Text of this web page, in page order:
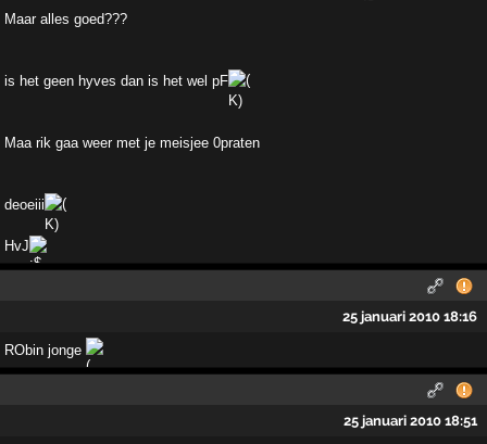
Maar alles goed???
is het geen hyves dan is het wel pF
Maa rik gaa weer met je meisjee 0praten
deoeiii
HvJ
25 januari 2010 18:16
RObin jonge
25 januari 2010 18:51